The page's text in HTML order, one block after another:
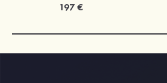
197 €